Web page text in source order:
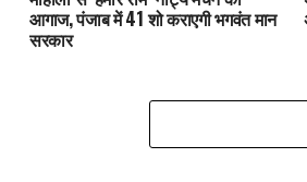
आगाज, पंजाब में 41 शो कराएगी भगवंत मान
सरकार